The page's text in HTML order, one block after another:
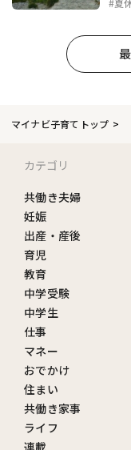
#夏
マイナビ子育てトップ
カテゴリ
共働き夫婦
妊娠
出産・産後
育児
教育
中学受験
中学生
仕事
マネー
おでかけ
住まい
共働き家事
ライフ